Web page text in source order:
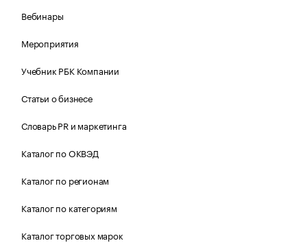
Вебинары
Мероприятия
Учебник РБК Компании
Статьи о бизнесе
Словарь PR и маркетинга
Каталог по ОКВЭД
Каталог по регионам
Каталог по категориям
Каталог торговых марок